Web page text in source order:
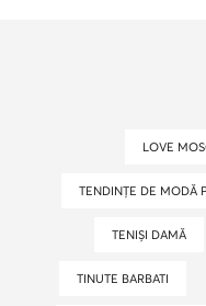
LOVE
TENDINȚE DE MODĂ
TENIȘI DAMĂ
TINUTE BARBATI